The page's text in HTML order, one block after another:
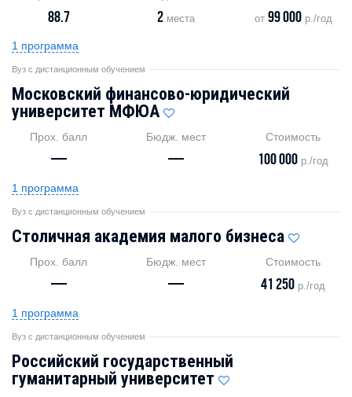
88.7 2места от 99 000р./год
1 программа
Вуз с дистанционным обучением
Московский финансово-юридический
университет МФЮА
Прох. балл
—
Бюдж. мест
—
Стоимость
100 000 р./год
1 программа
Вуз с дистанционным обучением
Столичная академия малого бизнеса
Прох. балл
—
Бюдж. мест
—
Стоимость
41 250 р./год
1 программа
Вуз с дистанционным обучением
Российский государственный
гуманитарный университет